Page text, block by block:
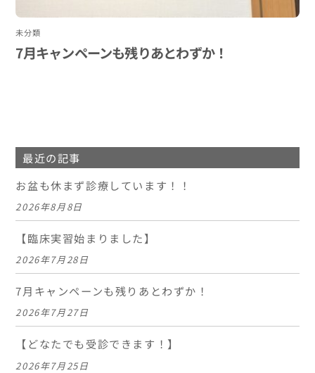
未分類
7月キャンペーンも残りあとわずか！
最近の記事
お盆も休まず診療しています！！
2026年8月8日
【臨床実習始まりました】
2026年7月28日
7月キャンペーンも残りあとわずか！
2026年7月27日
【どなたでも受診できます！】
2026年7月25日